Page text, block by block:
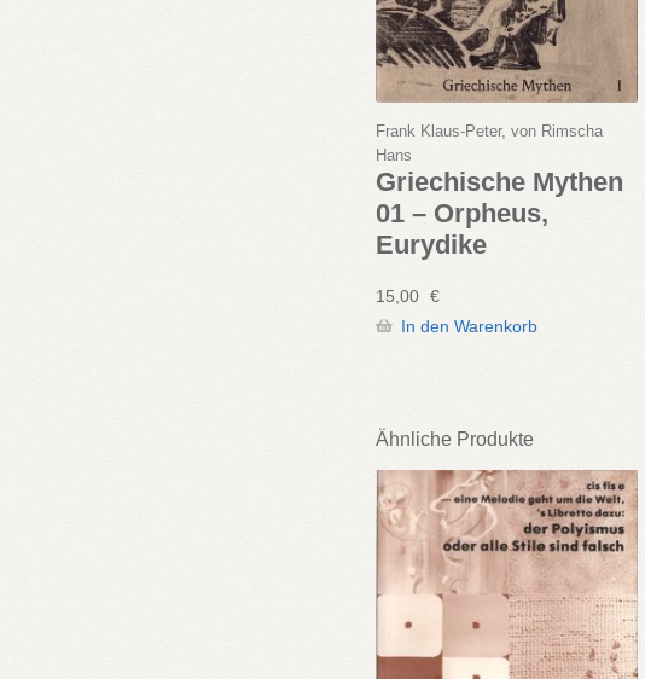
Frank Klaus-Peter, von Rimscha
Hans
Griechische Mythen
01 – Orpheus,
Eurydike
15,00 €
In den Warenkorb
Ähnliche Produkte